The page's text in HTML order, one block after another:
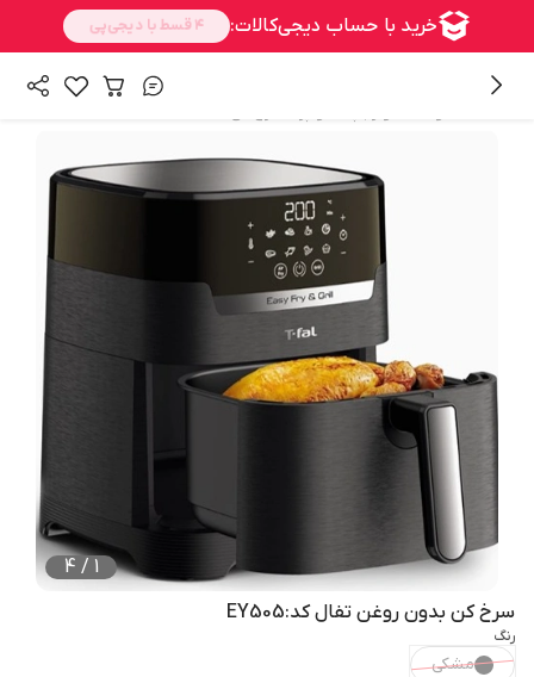
1
/
4
سرخ کن بدون روغن تفال کد:EY505
رنگ
مشکی